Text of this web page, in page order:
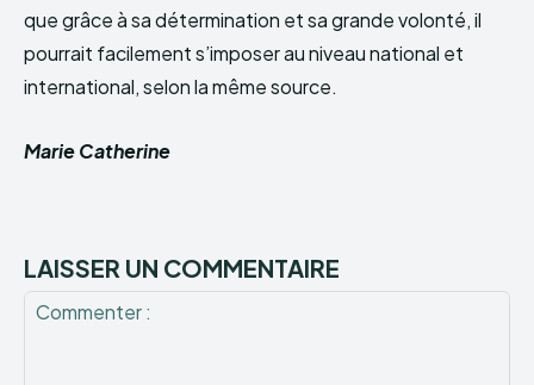
que grâce à sa détermination et sa grande volonté, il
pourrait facilement s’imposer au niveau national et
international, selon la même source.
Marie Catherine
LAISSER UN COMMENTAIRE